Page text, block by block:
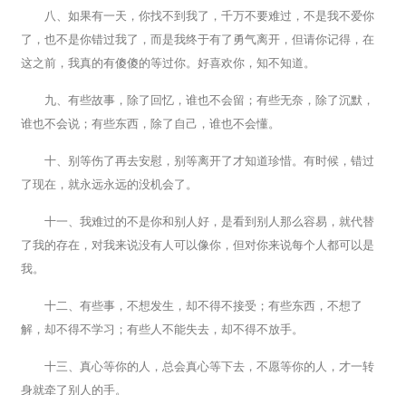
八、如果有一天，你找不到我了，千万不要难过，不是我不爱你
了，也不是你错过我了，而是我终于有了勇气离开，但请你记得，在
这之前，我真的有傻傻的等过你。好喜欢你，知不知道。
九、有些故事，除了回忆，谁也不会留；有些无奈，除了沉默，
谁也不会说；有些东西，除了自己，谁也不会懂。
十、别等伤了再去安慰，别等离开了才知道珍惜。有时候，错过
了现在，就永远永远的没机会了。
十一、我难过的不是你和别人好，是看到别人那么容易，就代替
了我的存在，对我来说没有人可以像你，但对你来说每个人都可以是
我。
十二、有些事，不想发生，却不得不接受；有些东西，不想了
解，却不得不学习；有些人不能失去，却不得不放手。
十三、真心等你的人，总会真心等下去，不愿等你的人，才一转
身就牵了别人的手。